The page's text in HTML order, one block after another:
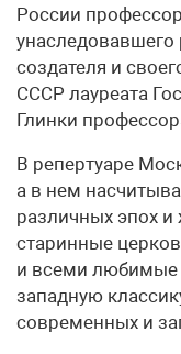
России
унаследовавшего
создателя и
СССР лауреата
Глинки
В репертуаре
а в нем
различных эпох
старинные
и всеми любимые
западную
современных и